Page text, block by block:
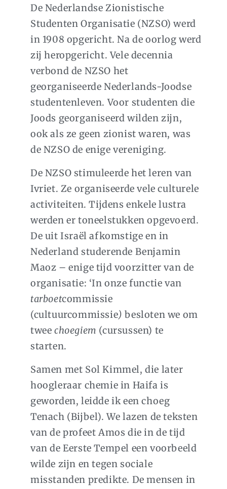
De Nederlandse Zionistische
Studenten Organisatie (NZSO) werd
in 1908 opgericht. Na de oorlog werd
zij heropgericht. Vele decennia
verbond de NZSO het
georganiseerde Nederlands-Joodse
studentenleven. Voor studenten die
Joods georganiseerd wilden zijn,
ook als ze geen zionist waren, was
de NZSO de enige vereniging.
De NZSO stimuleerde het leren van
Ivriet. Ze organiseerde vele culturele
activiteiten. Tijdens enkele lustra
werden er toneelstukken opgevoerd.
De uit Israël afkomstige en in
Nederland studerende Benjamin
Maoz – enige tijd voorzitter van de
organisatie: ‘In onze functie van
tarboetcommissie
(cultuurcommissie)besloten we om
twee choegiem (cursussen) te
starten.
Samen met Sol Kimmel, die later
hoogleraar chemie in Haifa is
geworden, leidde ik een choeg
Tenach (Bijbel). We lazen de teksten
van de profeet Amos die in de tijd
van de Eerste Tempel een voorbeeld
wilde zijn en tegen sociale
misstanden predikte. De mensen in